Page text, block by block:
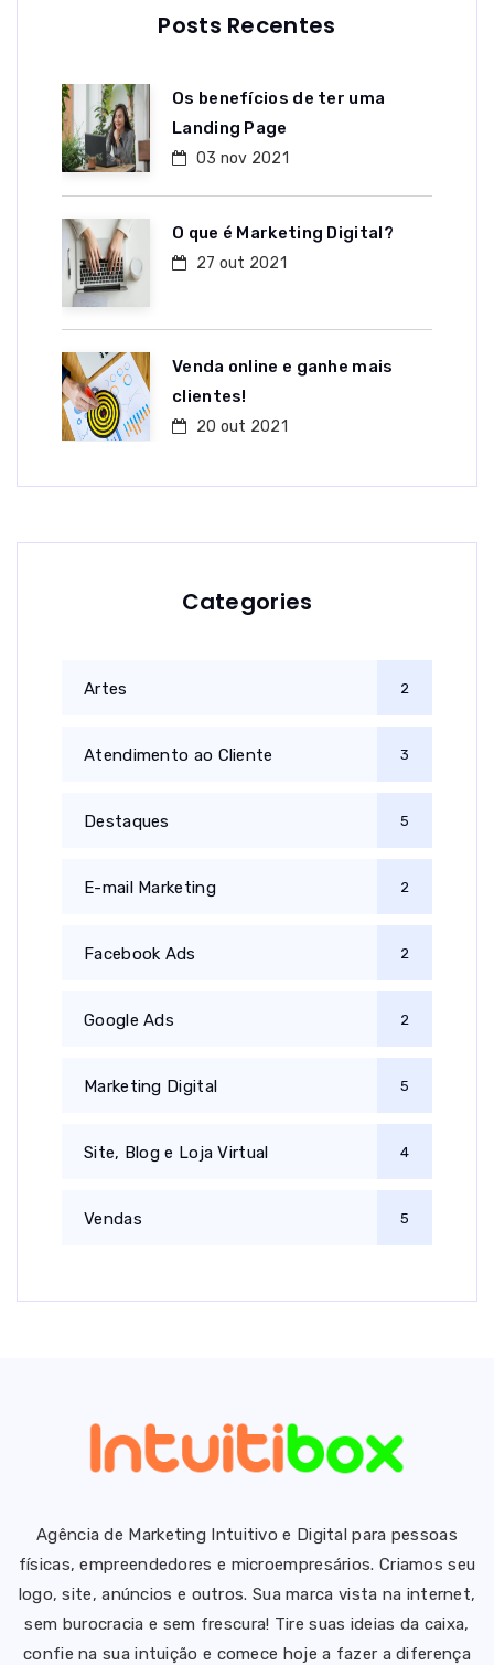
Posts Recentes
Os benefícios de ter uma
Landing Page
03 nov 2021
O que é Marketing Digital?
27 out 2021
Venda online e ganhe mais
clientes!
20 out 2021
Categories
Artes 2
Atendimento ao Cliente 3
Destaques 5
E-mail Marketing 2
Facebook Ads 2
Google Ads 2
Marketing Digital 5
Site, Blog e Loja Virtual 4
Vendas 5
Agência de Marketing Intuitivo e Digital para pessoas
físicas, empreendedores e microempresários. Criamos seu
logo, site, anúncios e outros. Sua marca vista na internet,
sem burocracia e sem frescura! Tire suas ideias da caixa,
confie na sua intuição e comece hoje a fazer a diferença